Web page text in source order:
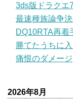
3ds版ドラクエ
最速種族論争
DQ10RTA再着
勝てたうちに
痛恨のダメージ
2026年8月